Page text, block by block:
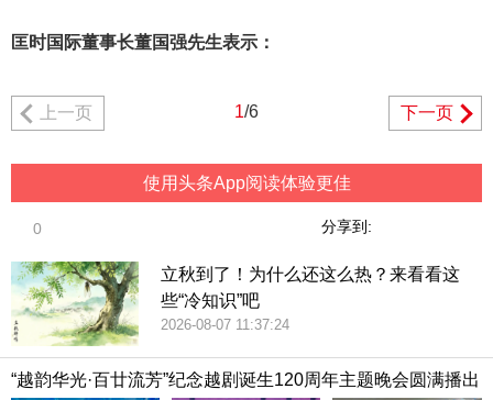
匡时国际董事长董国强先生表示：
上一页 1/6 下一页
使用头条App阅读体验更佳
分享到:
0
立秋到了！为什么还这么热？来看看这
些“冷知识”吧
2026-08-07 11:37:24
“越韵华光·百廿流芳”纪念越剧诞生120周年主题晚会圆满播出